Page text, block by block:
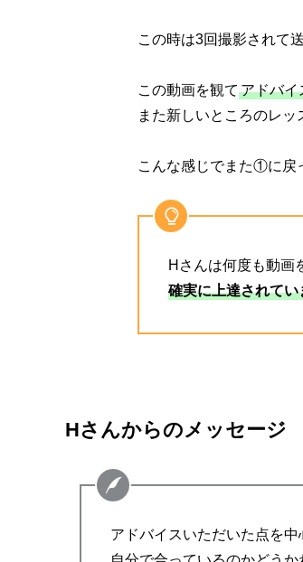
この時は3回撮影されて
この動画を観て アドバイ
また新しいところのレッ
こんな感じでまた①に戻
Hさんは何度も動画
確実に上達されてい
Hさんからのメッセージ
アドバイスいただいた点を中